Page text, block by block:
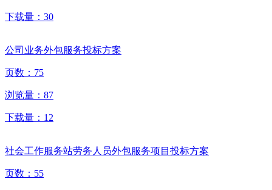
下载量： 30
公司业务外包服务投标方案
页数： 75
浏览量： 87
下载量： 12
社会工作服务站劳务人员外包服务项目投标方案
页数： 55